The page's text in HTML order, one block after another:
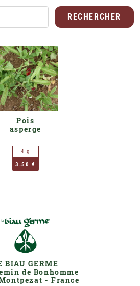
RECHERCHER
Pois
asperge
4 g
3.50 €
BIAU GERME
de Bonhomme
- France